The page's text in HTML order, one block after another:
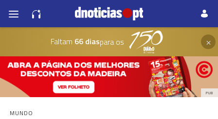
Faltam 66 diaspara os ×
PUB
MUNDO